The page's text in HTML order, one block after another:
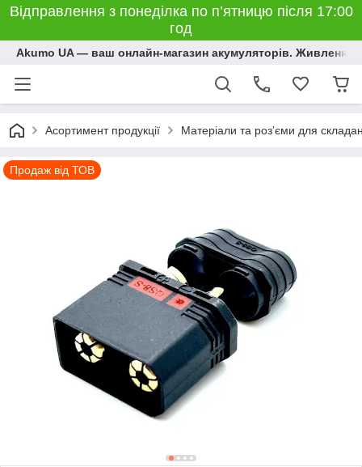
Відправлення з понеділка по п’ятницю після 17:00
год
Akumo UA — ваш онлайн-магазин акумуляторів. Живлення,
Асортимент продукції Матеріали та розʼєми для
Продаж від ТОВ